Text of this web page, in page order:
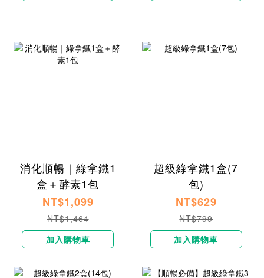
消化順暢｜綠拿鐵1
盒＋酵素1包
NT$1,099
NT$1,464
加入購物車
超級綠拿鐵1盒(7
包)
NT$629
NT$799
加入購物車